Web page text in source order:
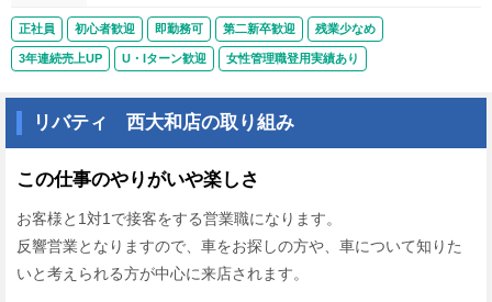
正社員 初心者歓迎 即勤務可 第二新卒歓迎 残業少なめ
3年連続売上UP U・Iターン歓迎 女性管理職登用実績あり
リバティ 西大和店の取り組み
この仕事のやりがいや楽しさ
お客様と1対1で接客をする営業職になります。
反響営業となりますので、車をお探しの方や、車について知りた
いと考えられる方が中心に来店されます。